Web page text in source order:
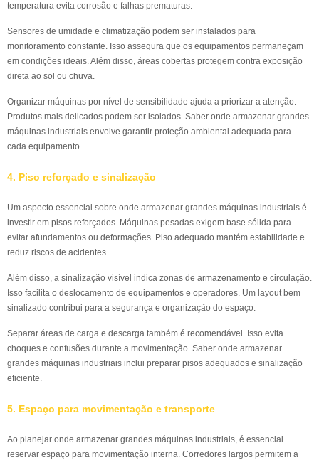
temperatura evita corrosão e falhas prematuras.
Sensores de umidade e climatização podem ser instalados para
monitoramento constante. Isso assegura que os equipamentos permaneçam
em condições ideais. Além disso, áreas cobertas protegem contra exposição
direta ao sol ou chuva.
Organizar máquinas por nível de sensibilidade ajuda a priorizar a atenção.
Produtos mais delicados podem ser isolados. Saber onde armazenar grandes
máquinas industriais envolve garantir proteção ambiental adequada para
cada equipamento.
4. Piso reforçado e sinalização
Um aspecto essencial sobre onde armazenar grandes máquinas industriais é
investir em pisos reforçados. Máquinas pesadas exigem base sólida para
evitar afundamentos ou deformações. Piso adequado mantém estabilidade e
reduz riscos de acidentes.
Além disso, a sinalização visível indica zonas de armazenamento e circulação.
Isso facilita o deslocamento de equipamentos e operadores. Um layout bem
sinalizado contribui para a segurança e organização do espaço.
Separar áreas de carga e descarga também é recomendável. Isso evita
choques e confusões durante a movimentação. Saber onde armazenar
grandes máquinas industriais inclui preparar pisos adequados e sinalização
eficiente.
5. Espaço para movimentação e transporte
Ao planejar onde armazenar grandes máquinas industriais, é essencial
reservar espaço para movimentação interna. Corredores largos permitem a